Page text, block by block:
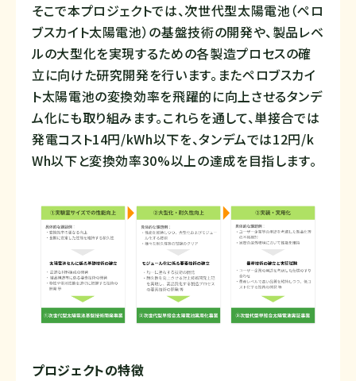
そこで本プロジェクトでは、次世代型太陽電池（ペロ
ブスカイト太陽電池）の基盤技術の開発や、製品レベ
ルの大型化を実現するための各製造プロセスの確
立に向けた研究開発を行います。またペロブスカイ
ト太陽電池の変換効率を飛躍的に向上させるタンデ
ム化にも取り組みます。これらを通して、単接合では
発電コスト14円/kWh以下を、タンデムでは12円/k
Wh以下と変換効率30%以上の達成を目指します。
プロジェクトの特徴